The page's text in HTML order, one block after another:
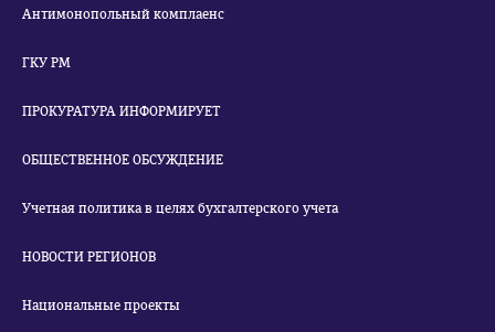
Антимонопольный комплаенс
ГКУ РМ
ПРОКУРАТУРА ИНФОРМИРУЕТ
ОБЩЕСТВЕННОЕ ОБСУЖДЕНИЕ
Учетная политика в целях бухгалтерского учета
НОВОСТИ РЕГИОНОВ
Национальные проекты